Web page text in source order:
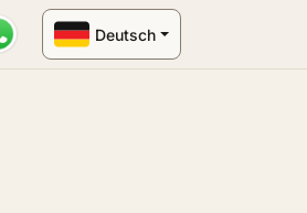
Deutsch